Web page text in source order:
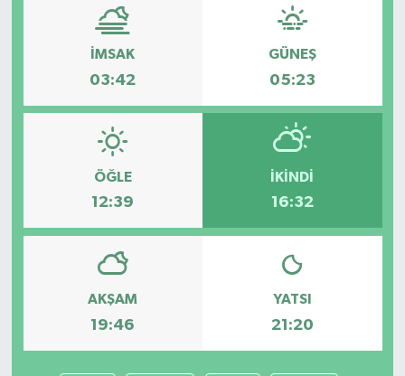
İMSAK
03:42
GÜNEŞ
05:23
ÖĞLE
12:39
İKINDI
16:32
AKŞAM
19:46
YATSI
21:20
Gündem
Kültür & Sanat
Teknoloji
Bilim, Teknoloji